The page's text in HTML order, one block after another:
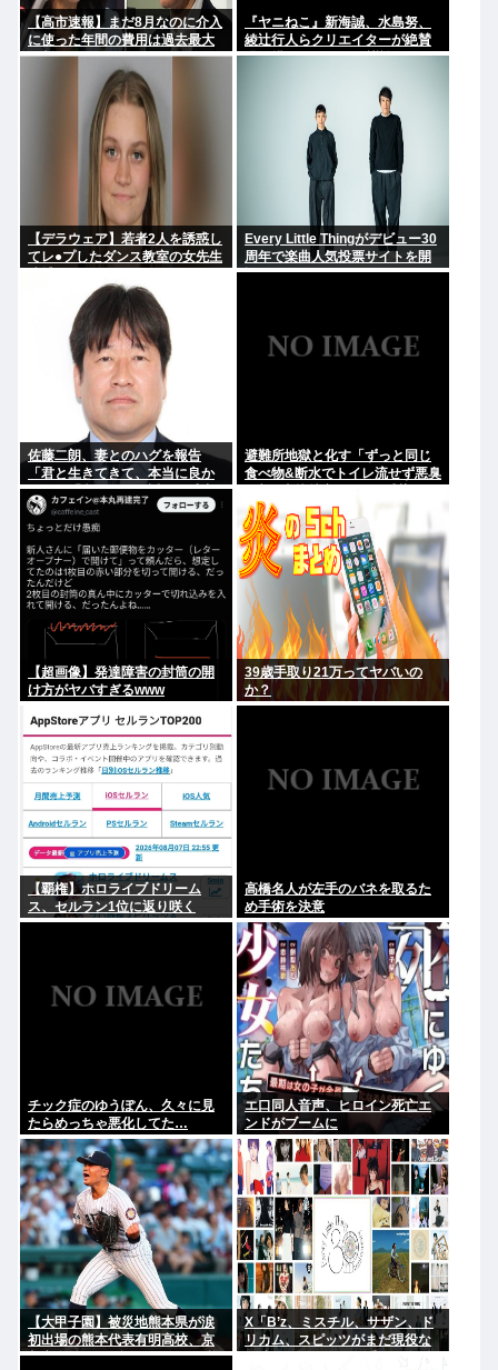
【高市速報】まだ8月なのに介入
に使った年間の費用は過去最大
と判明
『ヤニねこ』新海誠、水島努、
綾辻行人らクリエイターが絶賛
過激描写はBPOでも議論に
【デラウェア】若者2人を誘惑し
てレ●プしたダンス教室の女先生
Every Little Thingがデビュー30
周年で楽曲人気投票サイトを開
設 俺はもちろんFace the
佐藤二朗、妻とのハグを報告
「君と生きてきて、本当に良か
った」「文〇砲より遥かに威力
は弱いが、僕のノロケ砲をお見
舞いする」
避難所地獄と化す「ずっと同じ
食べ物&断水でトイレ流せず悪臭
【超画像】発達障害の封筒の開
け方がヤバすぎるwww
39歳手取り21万ってヤバいの
か？
【覇権】ホロライブドリーム
ス、セルラン1位に返り咲く
WIWIWIWIWIWIWIWIWIWIWIWI
高橋名人が左手のバネを取るた
め手術を決意
チック症のゆうぽん、久々に見
たらめっちゃ悪化してた…
エ口同人音声、ヒロイン死亡エ
ンドがブームに
【大甲子園】被災地熊本県が涙
初出場の熊本代表有明高校、京
都立命館に9回裏2アウトから逆
X「B’z、ミスチル、サザン、ド
リカム、スピッツがまだ現役な